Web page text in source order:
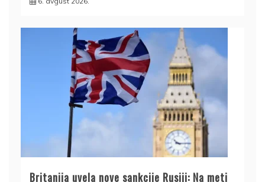
Britanija uvela nove sankcije Rusiji: Na meti